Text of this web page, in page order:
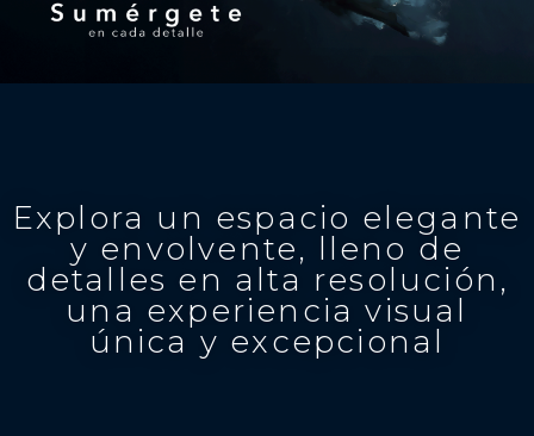
Explora un espacio elegante
y envolvente, lleno de
detalles en alta resolución,
una experiencia visual
única y excepcional